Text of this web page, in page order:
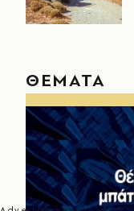
ΘΕΜΑΤΑ